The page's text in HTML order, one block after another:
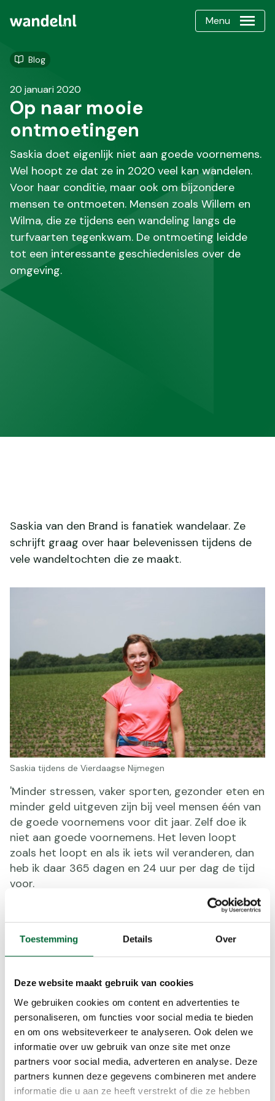
Toestemming Details Over
Deze website maakt gebruik van cookies
We gebruiken cookies om content en advertenties te
personaliseren, om functies voor social media te bieden
en om ons websiteverkeer te analyseren. Ook delen we
informatie over uw gebruik van onze site met onze
partners voor social media, adverteren en analyse. Deze
partners kunnen deze gegevens combineren met andere
informatie die u aan ze heeft verstrekt of die ze hebben
Menu
Blog
20 januari 2020
Op naar mooie
ontmoetingen
Saskia doet eigenlijk niet aan goede voornemens.
Wel hoopt ze dat ze in 2020 veel kan wandelen.
Voor haar conditie, maar ook om bijzondere
mensen te ontmoeten. Mensen zoals Willem en
Wilma, die ze tijdens een wandeling langs de
turfvaarten tegenkwam. De ontmoeting leidde
tot een interessante geschiedenisles over de
omgeving.
Saskia van den Brand is fanatiek wandelaar. Ze
schrijft graag over haar belevenissen tijdens de
vele wandeltochten die ze maakt.
Saskia tijdens de Vierdaagse Nijmegen
'Minder stressen, vaker sporten, gezonder eten en
minder geld uitgeven zijn bij veel mensen één van
de goede voornemens voor dit jaar. Zelf doe ik
niet aan goede voornemens. Het leven loopt
zoals het loopt en als ik iets wil veranderen, dan
heb ik daar 365 dagen en 24 uur per dag de tijd
voor.
In 2020 hoop ik wel dat ik kan blijven wandelen en
veel blogs kan schrijven om ervoor te zorgen dat
meer mensen gaan wandelen! Als iets goed voor
mensen die je lief hebt.
Langs de turfvaarten
Zelf wandel ik het hele jaar door en kan ik enorm
genieten van de winter. Het is mooi om te zien
hoe sommige bomen kaal worden en de natuur
letterlijk tot stilstand komt. Je voelt de kou op je